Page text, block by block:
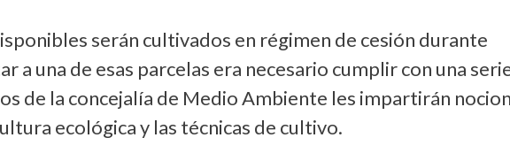
serán cultivados en régimen de cesión durante
a una de esas parcelas era necesario cumplir con una
de la concejalía de Medio Ambiente les impartirán
ecológica y las técnicas de cultivo.